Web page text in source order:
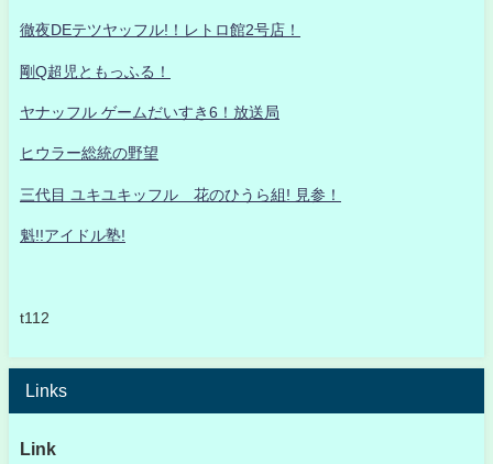
徹夜DEテツヤッフル!！レトロ館2号店！
剛Q超児ともっふる！
ヤナッフル ゲームだいすき6！放送局
ヒウラー総統の野望
三代目 ユキユキッフル 花のひうら組! 見参！
魁!!アイドル塾!
t112
Links
Link